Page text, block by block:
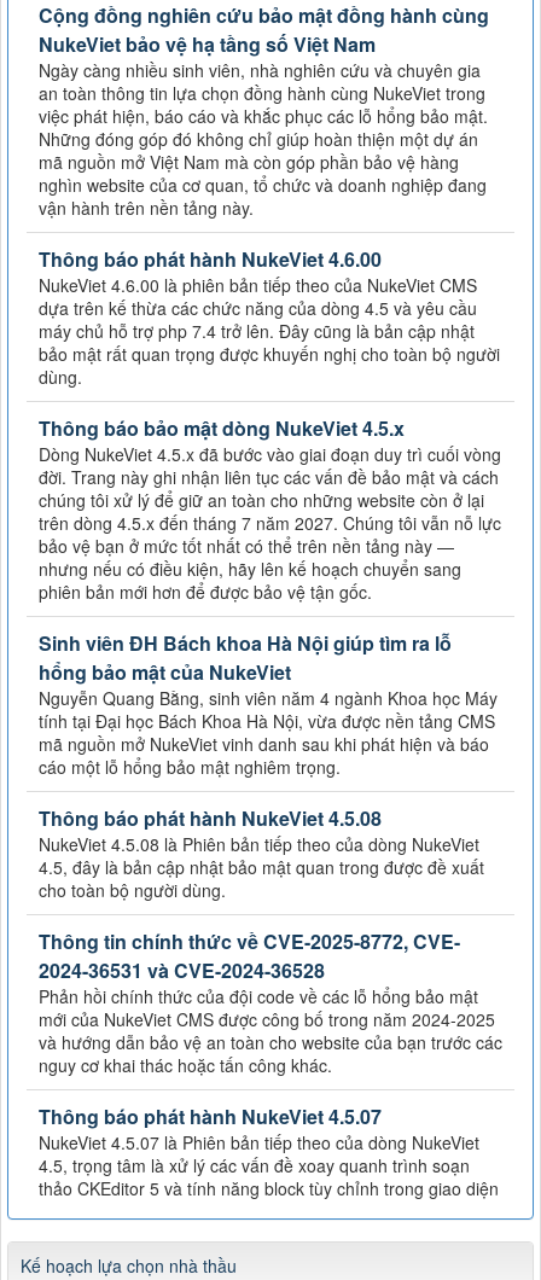
Cộng đồng nghiên cứu bảo mật đồng hành cùng
NukeViet bảo vệ hạ tầng số Việt Nam
Ngày càng nhiều sinh viên, nhà nghiên cứu và chuyên gia
an toàn thông tin lựa chọn đồng hành cùng NukeViet trong
việc phát hiện, báo cáo và khắc phục các lỗ hổng bảo mật.
Những đóng góp đó không chỉ giúp hoàn thiện một dự án
mã nguồn mở Việt Nam mà còn góp phần bảo vệ hàng
nghìn website của cơ quan, tổ chức và doanh nghiệp đang
vận hành trên nền tảng này.
Thông báo phát hành NukeViet 4.6.00
NukeViet 4.6.00 là phiên bản tiếp theo của NukeViet CMS
dựa trên kế thừa các chức năng của dòng 4.5 và yêu cầu
máy chủ hỗ trợ php 7.4 trở lên. Đây cũng là bản cập nhật
bảo mật rất quan trọng được khuyến nghị cho toàn bộ người
dùng.
Thông báo bảo mật dòng NukeViet 4.5.x
Dòng NukeViet 4.5.x đã bước vào giai đoạn duy trì cuối vòng
đời. Trang này ghi nhận liên tục các vấn đề bảo mật và cách
chúng tôi xử lý để giữ an toàn cho những website còn ở lại
trên dòng 4.5.x đến tháng 7 năm 2027. Chúng tôi vẫn nỗ lực
bảo vệ bạn ở mức tốt nhất có thể trên nền tảng này —
nhưng nếu có điều kiện, hãy lên kế hoạch chuyển sang
phiên bản mới hơn để được bảo vệ tận gốc.
Sinh viên ĐH Bách khoa Hà Nội giúp tìm ra lỗ
hổng bảo mật của NukeViet
Nguyễn Quang Bằng, sinh viên năm 4 ngành Khoa học Máy
tính tại Đại học Bách Khoa Hà Nội, vừa được nền tảng CMS
mã nguồn mở NukeViet vinh danh sau khi phát hiện và báo
cáo một lỗ hổng bảo mật nghiêm trọng.
Thông báo phát hành NukeViet 4.5.08
NukeViet 4.5.08 là Phiên bản tiếp theo của dòng NukeViet
4.5, đây là bản cập nhật bảo mật quan trong được đề xuất
cho toàn bộ người dùng.
Thông tin chính thức về CVE-2025-8772, CVE-
2024-36531 và CVE-2024-36528
Phản hồi chính thức của đội code về các lỗ hổng bảo mật
mới của NukeViet CMS được công bố trong năm 2024-2025
và hướng dẫn bảo vệ an toàn cho website của bạn trước các
nguy cơ khai thác hoặc tấn công khác.
Thông báo phát hành NukeViet 4.5.07
NukeViet 4.5.07 là Phiên bản tiếp theo của dòng NukeViet
4.5, trọng tâm là xử lý các vấn đề xoay quanh trình soạn
thảo CKEditor 5 và tính năng block tùy chỉnh trong giao diện
Kế hoạch lựa chọn nhà thầu